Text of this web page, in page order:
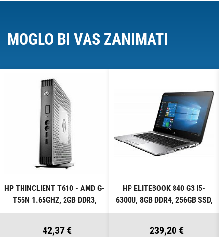
MOGLO BI VAS ZANIMATI
HP THINCLIENT T610 - AMD G-
T56N 1.65GHZ, 2GB DDR3,
16GB SSD, W7P COA
42,37 €
HP ELITEBOOK 840 G3 I5-
6300U, 8GB DDR4, 256GB SSD,
WIN PRO
239,20 €